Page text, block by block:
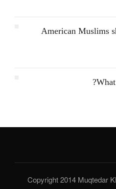
American Muslims
Copyright 2014 Muqtedar